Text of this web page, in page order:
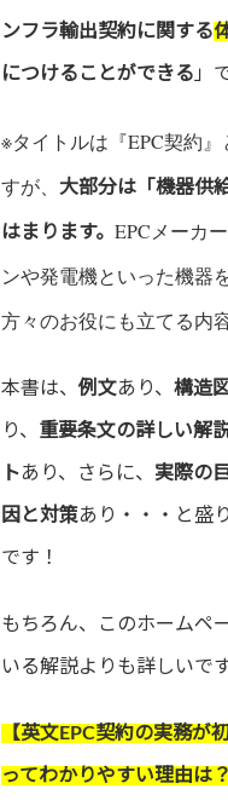
ンフラ輸出契約に関する
につけることができる 」
※タイトルは『EPC契約』
すが、
大部分は「機器供
はまります。 EPCメーカ
ンや発電機といった機器
方々のお役にも立てる内容
本書は、 例文あり、 構造図
り、 重要条文の詳しい解
トあり、さらに、 実際の
因と対策あり・・・と盛
です！
もちろん、このホームペ
いる解説よりも詳しいです
【英文EPC契約の実務が
ってわかりやすい理由は？